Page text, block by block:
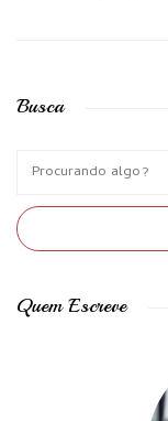
Busca
Quem Escreve